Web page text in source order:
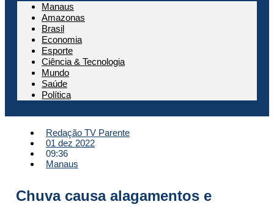
Manaus
Amazonas
Brasil
Economia
Esporte
Ciência & Tecnologia
Mundo
Saúde
Política
Redação TV Parente
01 dez 2022
09:36
Manaus
Chuva causa alagamentos e